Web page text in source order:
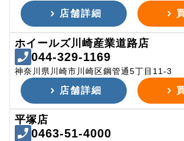
店舗詳細
ホイールズ川崎産業道路店
044-329-1169
神奈川県川崎市川崎区鋼管通5丁目11-3
店舗詳細
平塚店
0463-51-4000